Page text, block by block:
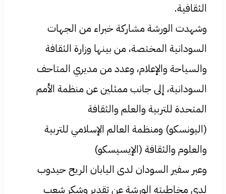
الثقافية.
وشهدت الورشة مشاركة خبراء من الجهات
السودانية المختصة، من بينها وزارة الثقافة
والسياحة والإعلام، وعدد من مديري المتاحف
السودانية، إلى جانب ممثلين عن منظمة الأمم
المتحدة للتربية والعلم والثقافة
(اليونسكو) ومنظمة العالم الإسلامي للتربية
والعلوم والثقافة (الإيسيسكو)
وعبر سفير السودان لدى اليابان الريح حيدوب
لدى مخاطبته الورشة عن تقدير وشكر شعب